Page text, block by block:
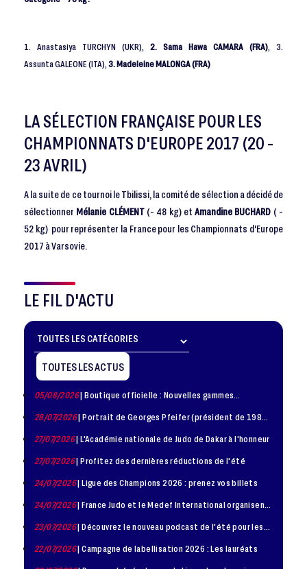
1. Anastasiya TURCHYN (UKR), 2. Sama Hawa CAMARA (FRA) , 3.
Assunta GALEONE (ITA), 3. Madeleine MALONGA (FRA)
LA SÉLECTION FRANÇAISE POUR LES
CHAMPIONNATS D'EUROPE 2017 (20 -
23 AVRIL)
A la suite de ce tournoi le Tbilissi, la comité de sélection a décidé de
sélectionner Mélanie CLÉMENT (- 48 kg) etAmandine BUCHARD ( -
52 kg) pour représenter la France pour les Championnats d'Europe
2017 à Varsovie.
LE FIL D'ACTU
TOUTES LES ACTUS
05/08/2026| Boutique officielle : Nouvelles gammes
28/07/2026| Portrait de Georges Pfeifer (président de 1981
27/07/2026| L'Académie nationale de Judo de Dakar à l'honneur
27/07/2026| Profitez des dernières réductions de l'été
24/07/2026| Ligue des Champions 2026 : prenez vos billets
24/07/2026| France Judo et le Medef International organisent
23/07/2026| Découvrez le nouveau podcast de l'été pour les
22/07/2026| Campagne de labellisation 2026 : Les lauréats